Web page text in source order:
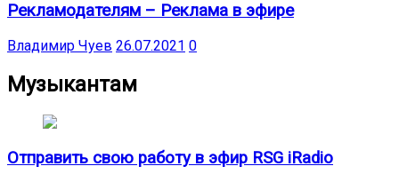
Рекламодателям – Реклама в эфире
Владимир Чуев 26.07.2021 0
Музыкантам
Отправить свою работу в эфир RSG iRadio